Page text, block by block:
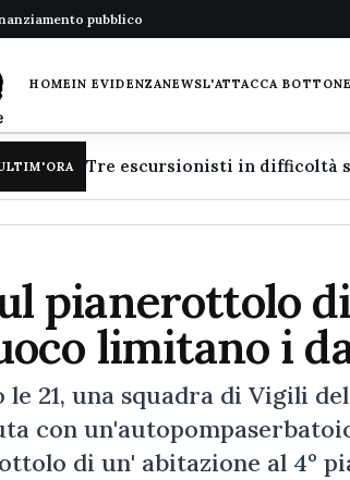
pubblico
HOMEIN EVIDENZANEWSL'ATTACCA
pianerottolo
limitano i
le 21, una squadra di Vigili
con
di un' abitazione al 4°